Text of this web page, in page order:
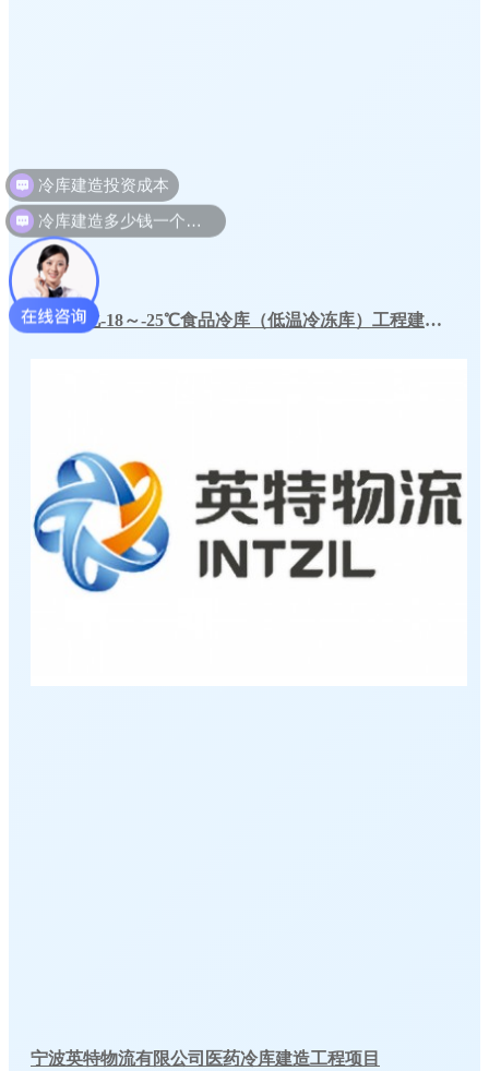
宁波奉化-18～-25℃食品冷库（低温冷冻库）工程建造方案
宁波英特物流有限公司医药冷库建造工程项目
冷库建造多少钱一个平方